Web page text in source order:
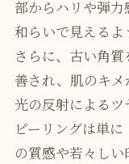
部からハリや弾
和らいで見えるよ
さらに、古い角
善され、肌のキ
光の反射によるツ
ピーリングは単
の質感や若々し